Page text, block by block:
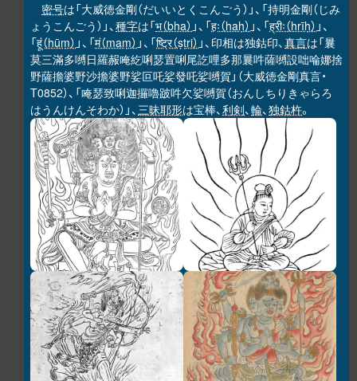
密号は「大威徳金剛（だいいとくこんごう）」、「持明金剛（じみ
ょうこんごう）」、種字は「भ（bha） 」、「हः（haḥ） 」、「ह्रीः（hrīḥ） 」、
「हूं（hūṃ） 」、「मं（maṃ） 」、「ष्ट्रि（ṣṭri） 」、印相は独鈷印、真言は「曩
莫三滿多嚩日羅赧唵紇唎瑟置唎尾訖哩多那曩吽薩嚩設咄㖮娜捨
野薩擔婆野沙擔婆野娑叵吒娑發吒娑嚩賀」（大威徳金剛真言・
T0852）、「唵瑟致唎迦攞嚕跛吽欠娑嚩賀（おんしちりきゃらろ
はうんけんそわか）」、三昧耶形は宝棒、利剣、輪、独鈷杵。